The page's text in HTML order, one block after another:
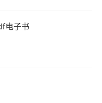
电子书